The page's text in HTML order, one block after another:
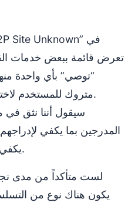
“توصي” بأي واحدة
متروك للمستخدم
المدرجين بما يكفي
يكفي لجلب المفتاح منهم تلقائياً.
لست متأكداً من مدى
يكون هناك نوع من